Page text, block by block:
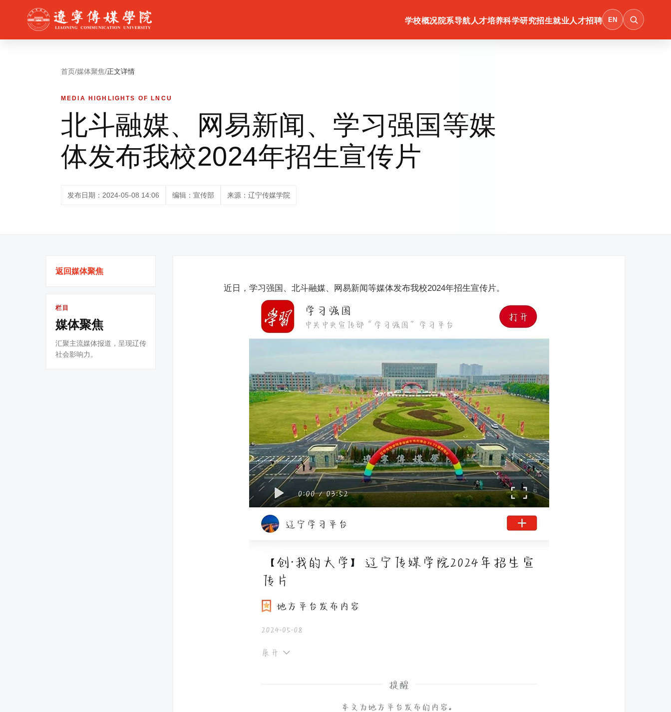
学校概况院系导航 人才培养科学研究招生就业人才招聘 EN
首页/媒体聚焦/正文详情
MEDIA HIGHLIGHTS OF LNCU
北斗融媒、网易新闻、学习强国等媒
体发布我校2024年招生宣传片
发布日期：2024-05-08 14:06 编辑：宣传部 来源：辽宁传媒学院
返回媒体聚焦
栏目
媒体聚焦
汇聚主流媒体报道，呈现辽传
社会影响力。
近日，学习强国、北斗融媒、网易新闻等媒体发布我校2024年招生宣传片。